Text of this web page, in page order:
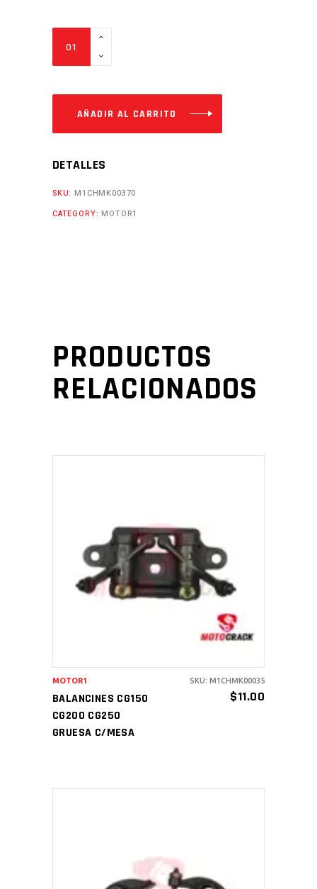
CORONILLA
CB200
CB250
C/ENCENDIDO
AÑADIR AL CARRITO
DETALLES
SKU: M1CHMK00370
CATEGORY: MOTOR1
PRODUCTOS
RELACIONADOS
AÑADIR AL CARRITO
BALANCINES CG150
CG200 CG250
GRUESA C/MESA
$11.00
MOTOR1 SKU: M1CHMK00035